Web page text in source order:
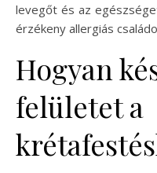
levegőt és az
érzékeny allergiás
Hogyan
felületet a